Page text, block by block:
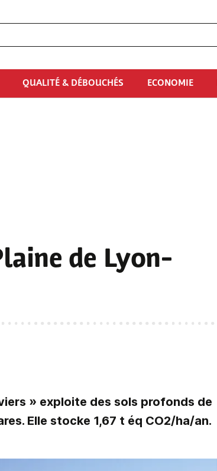
QUALITÉ & DÉBOUCHÉS ECONOMIE
de Lyon-
» exploite des sols profonds de
Elle stocke 1,67 t éq CO2/ha/an.